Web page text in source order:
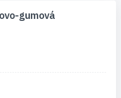
gumová